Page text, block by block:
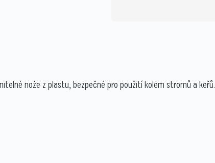
nože z plastu, bezpečné pro použití kolem stromů a keřů.